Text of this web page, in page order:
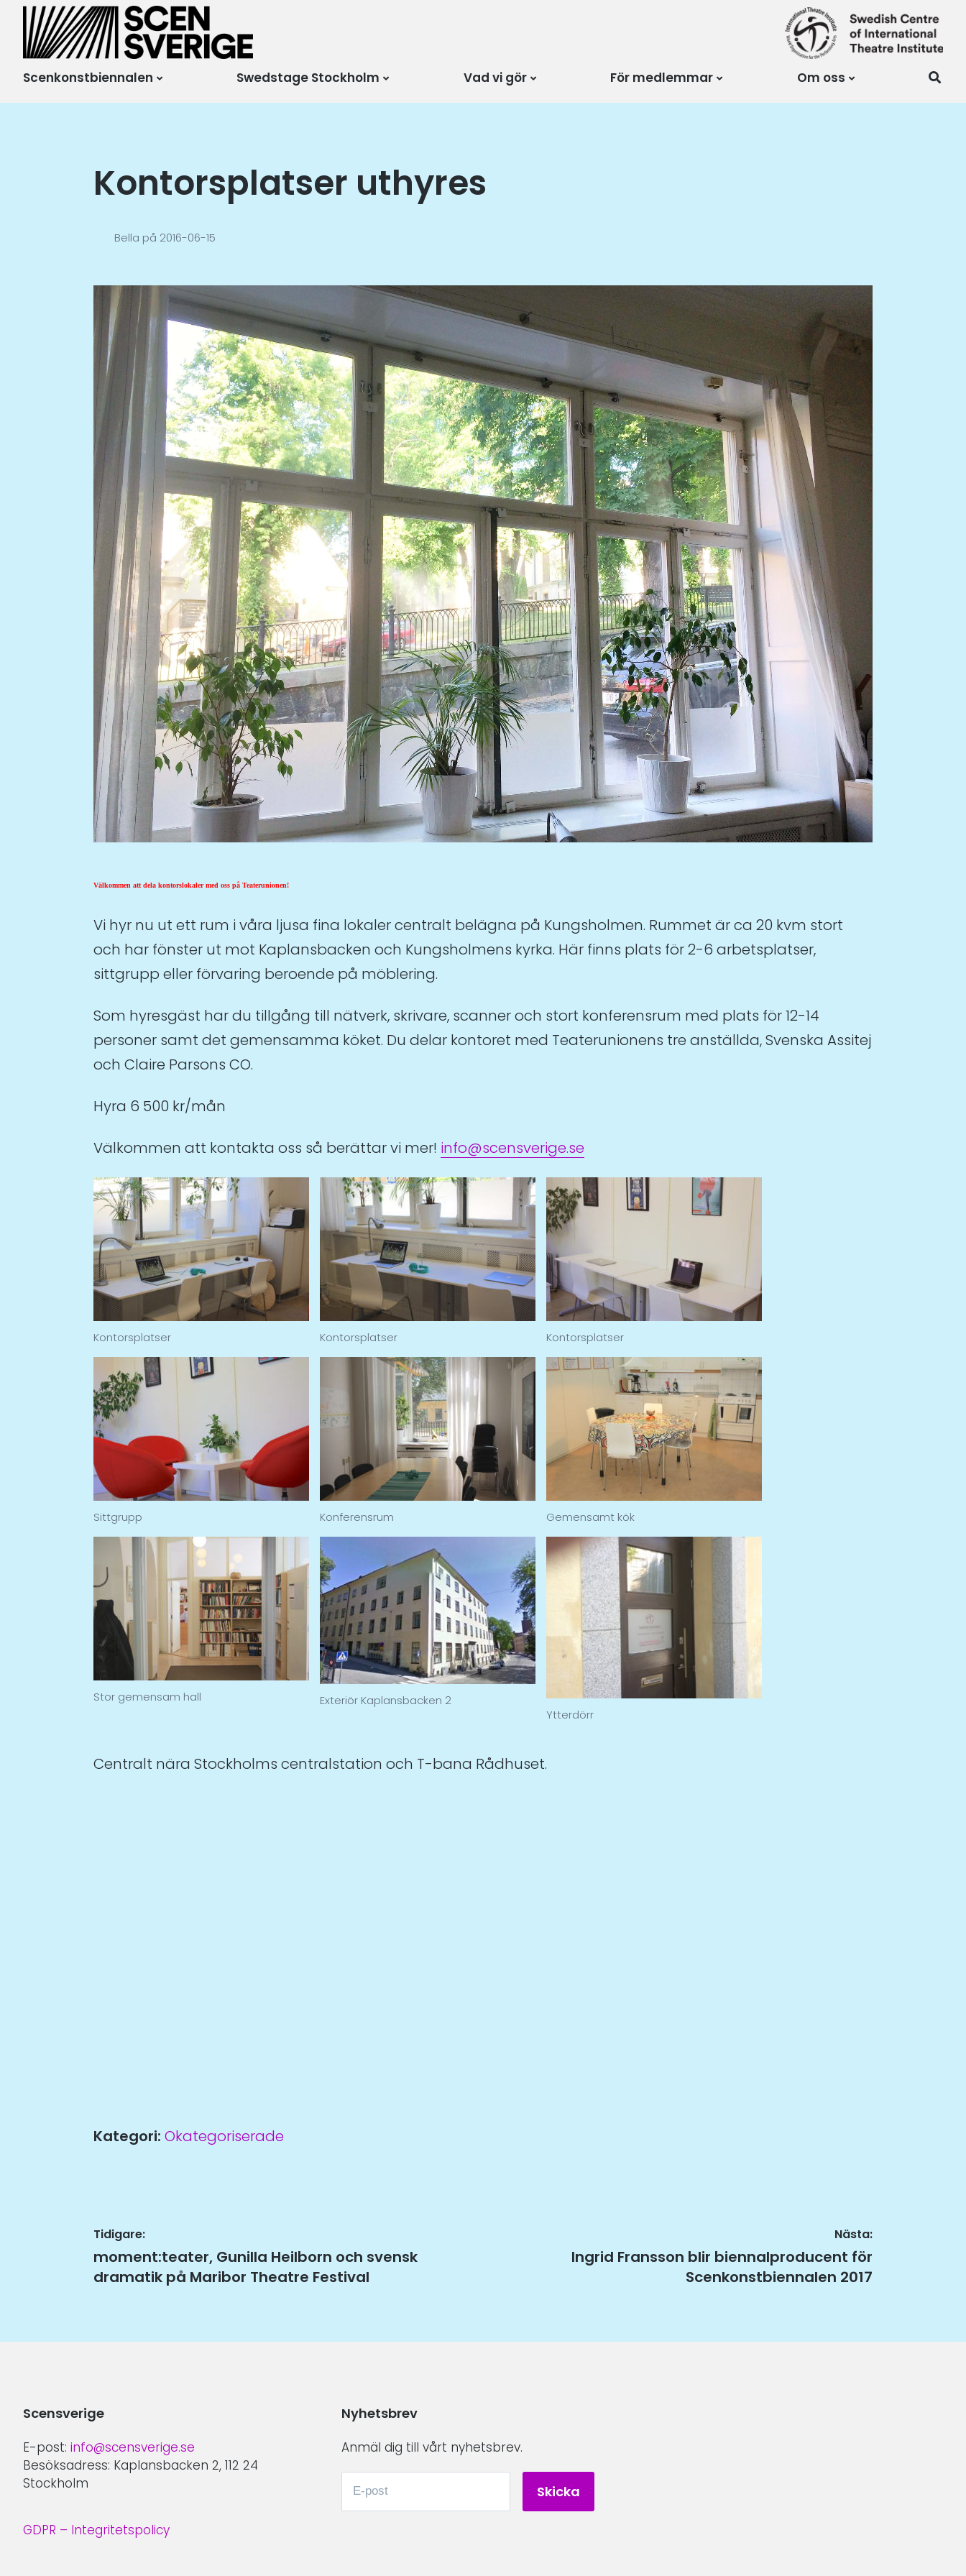
Scensverige
Mötesplats för svensk
och internationell
scenkonst
Scenkonstbiennalen Swedstage Stockholm Vad vi gör För medlemmar Om oss
Kontorsplatser uthyres
Bella på 2016-06-15
Välkommen att dela kontorslokaler med oss på Teaterunionen!
Vi hyr nu ut ett rum i våra ljusa fina lokaler centralt belägna på Kungsholmen. Rummet är ca 20 kvm stort
och har fönster ut mot Kaplansbacken och Kungsholmens kyrka. Här finns plats för 2-6 arbetsplatser,
sittgrupp eller förvaring beroende på möblering.
Som hyresgäst har du tillgång till nätverk, skrivare, scanner och stort konferensrum med plats för 12-14
personer samt det gemensamma köket. Du delar kontoret med Teaterunionens tre anställda, Svenska Assitej
och Claire Parsons CO.
Hyra 6 500 kr/mån
Välkommen att kontakta oss så berättar vi mer! info@scensverige.se
Kontorsplatser Kontorsplatser Kontorsplatser
Sittgrupp Konferensrum Gemensamt kök
Stor gemensam hall
Exteriör Kaplansbacken 2
Ytterdörr
Centralt nära Stockholms centralstation och T-bana Rådhuset.
Kategori: Okategoriserade
Inläggsnavigering
Tidigare:
Tidigare
inlägg:
moment:teater, Gunilla Heilborn och svensk
dramatik på Maribor Theatre Festival
Nästa:
Nästa
Ingrid Fransson blir biennalproducent för
Scenkonstbiennalen 2017
Scensverige
E-post: info@scensverige.se
Besöksadress: Kaplansbacken 2, 112 24
Stockholm
GDPR – Integritetspolicy
Nyhetsbrev
Anmäl dig till vårt nyhetsbrev.